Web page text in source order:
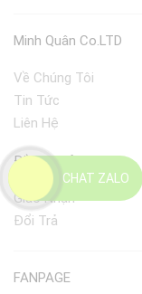
CHAT ZALO
Minh Quân Co.LTD
Về Chúng Tôi
Tin Tức
Liên Hệ
Điều Khoản
Giao Nhận
Đổi Trả
FANPAGE